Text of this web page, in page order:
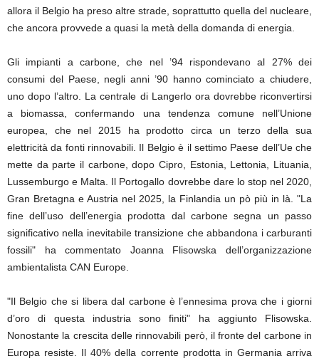
allora il Belgio ha preso altre strade, soprattutto quella del nucleare,
che ancora provvede a quasi la metà della domanda di energia.
Gli impianti a carbone, che nel ’94 rispondevano al 27% dei
consumi del Paese, negli anni ’90 hanno cominciato a chiudere,
uno dopo l’altro. La centrale di Langerlo ora dovrebbe riconvertirsi
a biomassa, confermando una tendenza comune nell’Unione
europea, che nel 2015 ha prodotto circa un terzo della sua
elettricità da fonti rinnovabili. Il Belgio è il settimo Paese dell’Ue che
mette da parte il carbone, dopo Cipro, Estonia, Lettonia, Lituania,
Lussemburgo e Malta. Il Portogallo dovrebbe dare lo stop nel 2020,
Gran Bretagna e Austria nel 2025, la Finlandia un pò più in là. "La
fine dell’uso dell’energia prodotta dal carbone segna un passo
significativo nella inevitabile transizione che abbandona i carburanti
fossili" ha commentato Joanna Flisowska dell’organizzazione
ambientalista CAN Europe.
"Il Belgio che si libera dal carbone è l’ennesima prova che i giorni
d’oro di questa industria sono finiti" ha aggiunto Flisowska.
Nonostante la crescita delle rinnovabili però, il fronte del carbone in
Europa resiste. Il 40% della corrente prodotta in Germania arriva